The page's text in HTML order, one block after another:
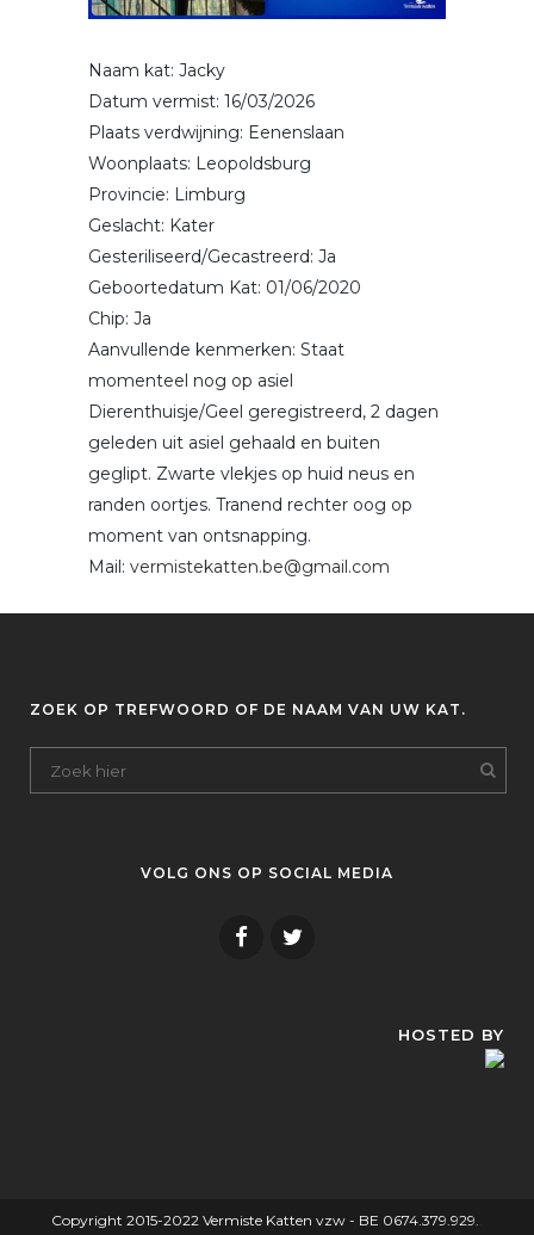
Naam kat: Jacky
Datum vermist: 16/03/2026
Plaats verdwijning: Eenenslaan
Woonplaats: Leopoldsburg
Provincie: Limburg
Geslacht: Kater
Gesteriliseerd/Gecastreerd: Ja
Geboortedatum Kat: 01/06/2020
Chip: Ja
Aanvullende kenmerken: Staat
momenteel nog op asiel
Dierenthuisje/Geel geregistreerd, 2 dagen
geleden uit asiel gehaald en buiten
geglipt. Zwarte vlekjes op huid neus en
randen oortjes. Tranend rechter oog op
moment van ontsnapping.
Mail: vermistekatten.be@gmail.com
ZOEK OP TREFWOORD OF DE NAAM VAN UW KAT.
VOLG ONS OP SOCIAL MEDIA
HOSTED BY
Copyright 2015-2022 Vermiste Katten vzw - BE 0674.379.929.